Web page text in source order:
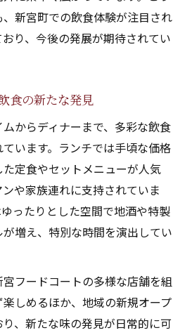
新宮町での飲食体験が注目され
り、今後の発展が期待されてい
食の新たな発見
からディナーまで、多彩な飲食
います。ランチでは手頃な価格
定食やセットメニューが人気
や家族連れに支持されていま
ったりとした空間で地酒や特製
増え、特別な時間を演出してい
フードコートの多様な店舗を組
しめるほか、地域の新規オープ
、新たな味の発見が日常的に可